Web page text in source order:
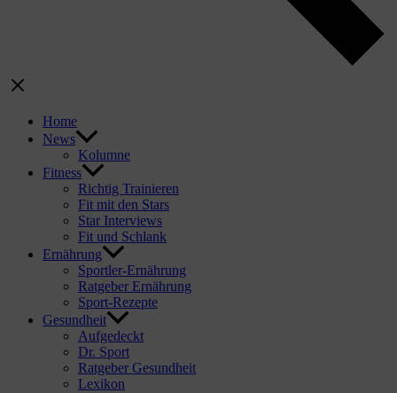
Home
News
Kolumne
Fitness
Richtig Trainieren
Fit mit den Stars
Star Interviews
Fit und Schlank
Ernährung
Sportler-Ernährung
Ratgeber Ernährung
Sport-Rezepte
Gesundheit
Aufgedeckt
Dr. Sport
Ratgeber Gesundheit
Lexikon